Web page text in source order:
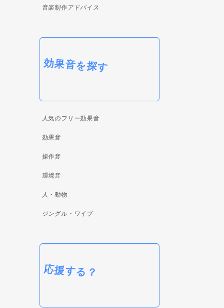
音楽制作アドバイス
効果音を探す
人気のフリー効果音
効果音
操作音
環境音
人・動物
ジングル・ワイプ
応援する？